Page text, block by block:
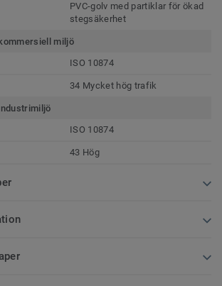
PVC-golv med partiklar för ökad
stegsäkerhet
miljö
ISO 10874
34 Mycket hög trafik
ISO 10874
43 Hög